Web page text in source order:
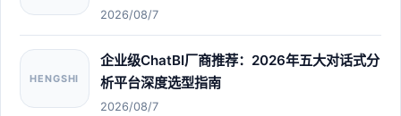
2026/08/7
HENGSHI
企业级ChatBI厂商推荐：2026年五大对话式分
析平台深度选型指南
2026/08/7